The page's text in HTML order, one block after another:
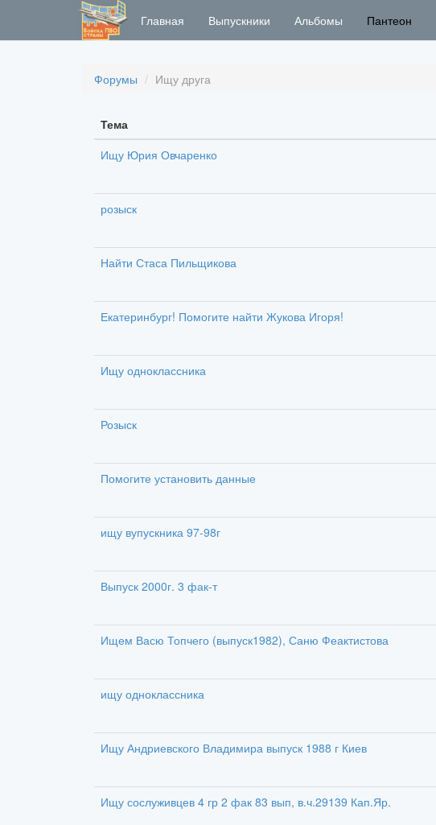
Главная Выпускники Альбомы Пантеон
Форумы Ищу друга
Тема
Ищу Юрия Овчаренко
розыск
Найти Стаса Пильщикова
Екатеринбург! Помогите найти Жукова Игоря!
Ищу одноклассника
Розыск
Помогите установить данные
ищу вупускника 97-98г
Выпуск 2000г. 3 фак-т
Ищем Васю Топчего (выпуск1982), Саню Феактистова
ищу одноклассника
Ищу Андриевского Владимира выпуск 1988 г Киев
Ищу сослуживцев 4 гр 2 фак 83 вып, в.ч.29139 Кап.Яр.